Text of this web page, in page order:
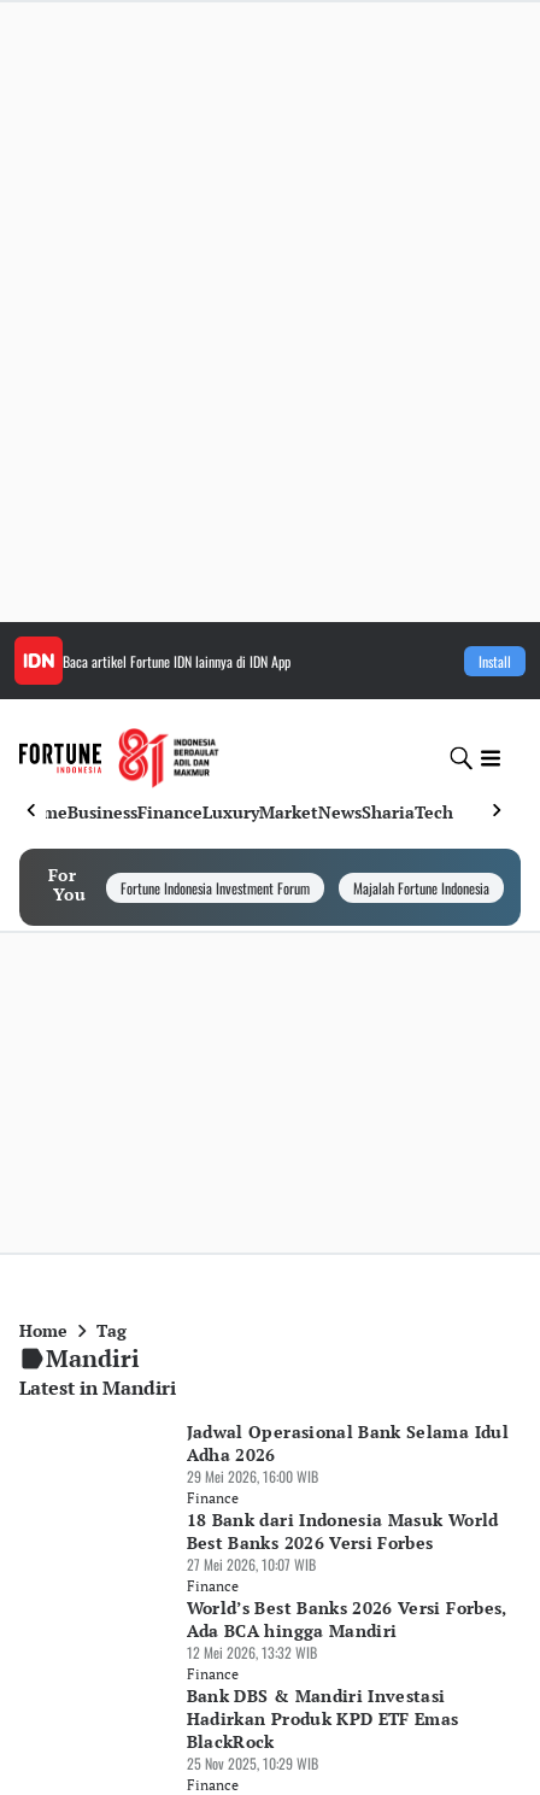
Baca artikel Fortune IDNlainnya di IDN App Install
HomeBusinessFinanceLuxuryMarketNewsShariaTech
For
You
Fortune Indonesia Investment Forum Majalah Fortune Indonesia
Home Tag
Mandiri
Latest in Mandiri
Jadwal Operasional Bank Selama Idul
Adha 2026
29 Mei 2026, 16:00 WIB
Finance
18 Bank dari Indonesia Masuk World
Best Banks 2026 Versi Forbes
27 Mei 2026, 10:07 WIB
Finance
World’s Best Banks 2026 Versi Forbes,
Ada BCA hingga Mandiri
12 Mei 2026, 13:32 WIB
Finance
Bank DBS & Mandiri Investasi
Hadirkan Produk KPD ETF Emas
BlackRock
25 Nov 2025, 10:29 WIB
Finance